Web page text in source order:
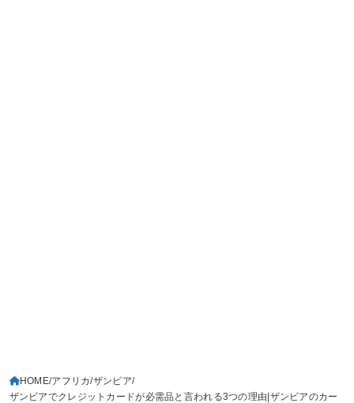
HOME アフリカ ザンビア
ザンビアでクレジットカードが必需品と言われる3つの理由|ザンビアのカー